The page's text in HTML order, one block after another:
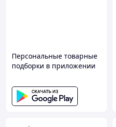
Персональные товарные
подборки в приложении